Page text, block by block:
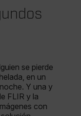
se pierde
en un
Y una y
FLIR y la
con